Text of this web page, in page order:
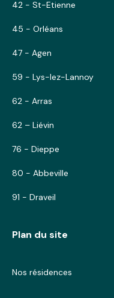
42 - St-Etienne
45 - Orléans
47 - Agen
59 - Lys-lez-Lannoy
62 - Arras
62 – Liévin
76 - Dieppe
80 - Abbeville
91 - Draveil
Plan du site
Nos résidences